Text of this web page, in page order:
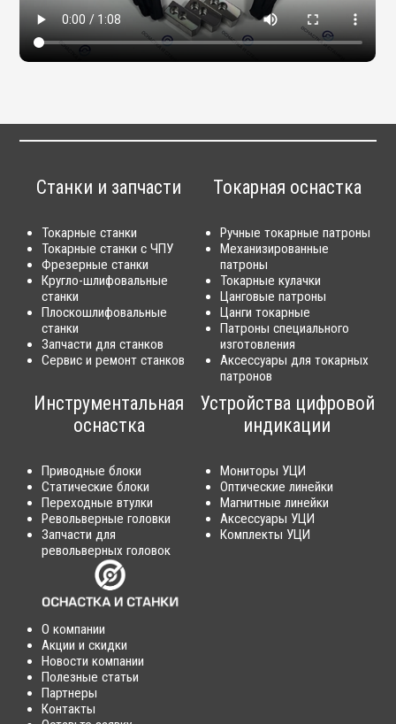
Станки и запчасти
Токарные станки
Токарные станки с ЧПУ
Фрезерные станки
Кругло-шлифовальные
станки
Плоскошлифовальные
станки
Запчасти для станков
Сервис и ремонт станков
Токарная оснастка
Ручные токарные патроны
Механизированные
патроны
Токарные кулачки
Цанговые патроны
Цанги токарные
Патроны специального
изготовления
Аксессуары для токарных
патронов
Инструментальная
оснастка
Приводные блоки
Статические блоки
Переходные втулки
Револьверные головки
Запчасти для
револьверных головок
Устройства цифровой
индикации
Мониторы УЦИ
Оптические линейки
Магнитные линейки
Аксессуары УЦИ
Комплекты УЦИ
О компании
Акции и скидки
Новости компании
Полезные статьи
Партнеры
Контакты